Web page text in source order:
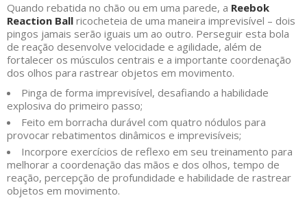
Quando rebatida no chão ou em uma parede, a Reebok
Reaction Ball ricocheteia de uma maneira imprevisível – dois
pingos jamais serão iguais um ao outro. Perseguir esta bola
de reação desenvolve velocidade e agilidade, além de
fortalecer os músculos centrais e a importante coordenação
dos olhos para rastrear objetos em movimento.
Pinga de forma imprevisível, desafiando a habilidade
explosiva do primeiro passo;
Feito em borracha durável com quatro nódulos para
provocar rebatimentos dinâmicos e imprevisíveis;
Incorpore exercícios de reflexo em seu treinamento para
melhorar a coordenação das mãos e dos olhos, tempo de
reação, percepção de profundidade e habilidade de rastrear
objetos em movimento.